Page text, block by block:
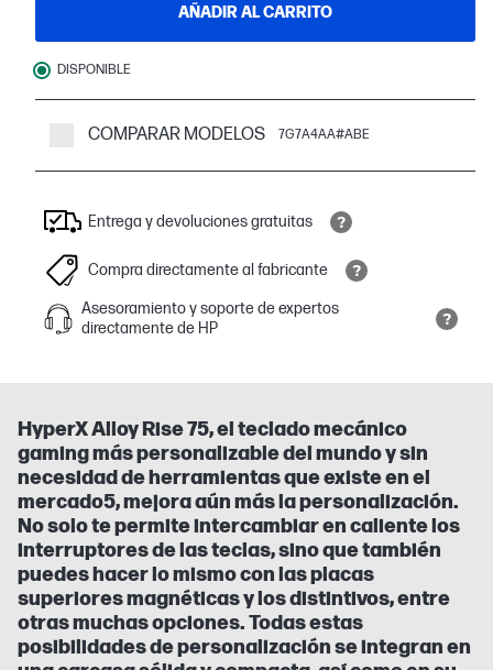
AÑADIR AL CARRITO
DISPONIBLE
COMPARAR MODELOS 7G7A4AA#ABE
Entrega y devoluciones gratuitas
Compra directamente al fabricante
Asesoramiento y soporte de expertos
directamente de HP
HyperX Alloy Rise 75, el teclado mecánico
gaming más personalizable del mundo y sin
necesidad de herramientas que existe en el
mercado5, mejora aún más la personalización.
No solo te permite intercambiar en caliente los
interruptores de las teclas, sino que también
puedes hacer lo mismo con las placas
superiores magnéticas y los distintivos, entre
otras muchas opciones. Todas estas
posibilidades de personalización se integran en